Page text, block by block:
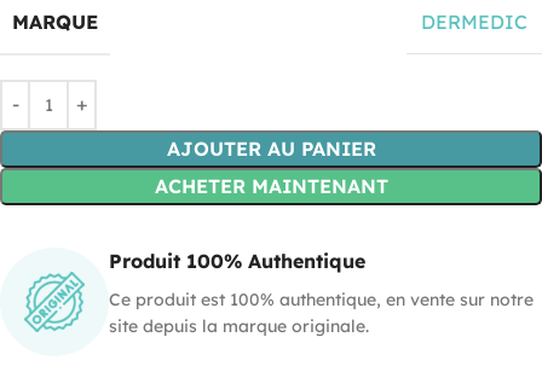
MARQUE DERMEDIC
AJOUTER AU PANIER
ACHETER MAINTENANT
Produit 100% Authentique
Ce produit est 100% authentique, en vente sur notre
site depuis la marque originale.